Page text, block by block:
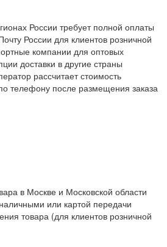
России требует полной оплаты
России для клиентов розничной
компании для оптовых
доставки в другие страны
рассчитает стоимость
телефону после размещения заказа
в Москве и Московской области
или картой передачи
товара (для клиентов розничной